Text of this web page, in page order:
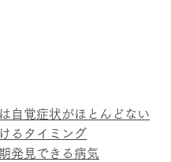
自覚症状がほとんどない
るタイミング
発見できる病気